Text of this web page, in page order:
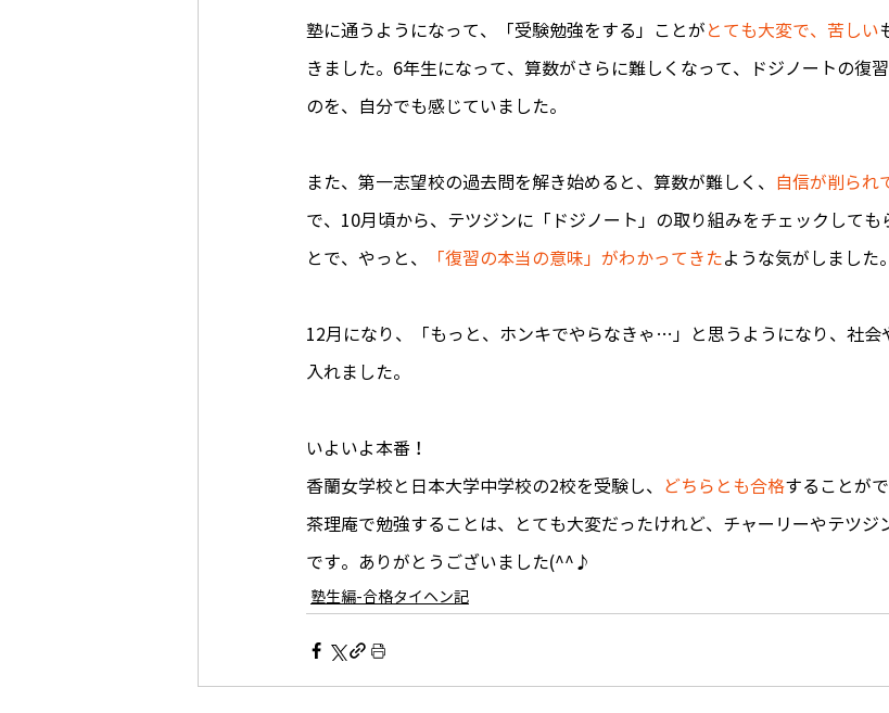
塾に通うようになって、「受験勉強をする」ことが とても大変で、苦しい
きました。6年生になって、算数がさらに難しくなって、ドジノートの復
のを、自分でも感じていました。
また、第一志望校の過去問を解き始めると、 算数が難しく、 自信が削られ
で、10月頃から、テツジンに「ドジノート」の取り組みをチェックしても
とで、やっと、 「復習の本当の意味」がわかってきたような気がしました。
12月になり、「もっと、ホンキでやらなきゃ…」と思うようになり、社会
入れました。
いよいよ本番！
香蘭女学校と日本大学中学校の2校を受験し、 どちらとも合格することが
茶理庵で勉強することは、とても大変だったけれど、チャーリーやテツジ
です。ありがとうございました(^^♪
塾生編-合格タイヘン記